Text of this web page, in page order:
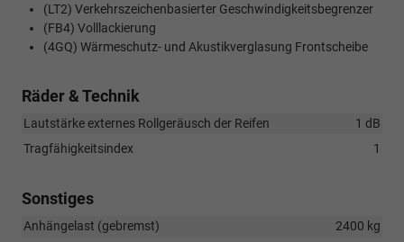
(LT2) Verkehrszeichenbasierter Geschwindigkeitsbegrenzer
(FB4) Volllackierung
(4GQ) Wärmeschutz- und Akustikverglasung Frontscheibe
Räder & Technik
Lautstärke externes Rollgeräusch der Reifen
1 dB
Tragfähigkeitsindex
1
Sonstiges
Anhängelast (gebremst)
2400 kg